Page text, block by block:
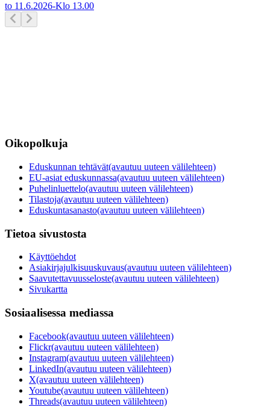
to 11.6.2026-Klo 13.00
Oikopolkuja
Eduskunnan tehtävät(avautuu uuteen välilehteen)
EU-asiat eduskunnassa(avautuu uuteen välilehteen)
Puhelinluettelo(avautuu uuteen välilehteen)
Tilastoja(avautuu uuteen välilehteen)
Eduskuntasanasto(avautuu uuteen välilehteen)
Tietoa sivustosta
Käyttöehdot
Asiakirjajulkisuuskuvaus(avautuu uuteen välilehteen)
Saavutettavuusseloste(avautuu uuteen välilehteen)
Sivukartta
Sosiaalisessa mediassa
Facebook(avautuu uuteen välilehteen)
Flickr(avautuu uuteen välilehteen)
Instagram(avautuu uuteen välilehteen)
LinkedIn(avautuu uuteen välilehteen)
X(avautuu uuteen välilehteen)
Youtube(avautuu uuteen välilehteen)
Threads(avautuu uuteen välilehteen)